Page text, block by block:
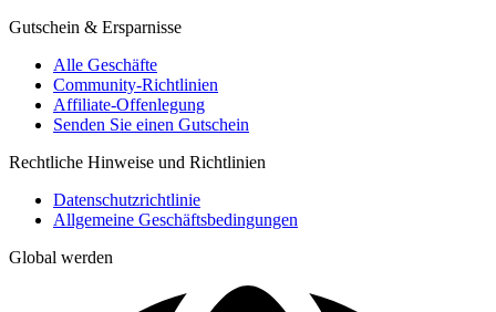
Gutschein & Ersparnisse
Alle Geschäfte
Community-Richtlinien
Affiliate-Offenlegung
Senden Sie einen Gutschein
Rechtliche Hinweise und Richtlinien
Datenschutzrichtlinie
Allgemeine Geschäftsbedingungen
Global werden